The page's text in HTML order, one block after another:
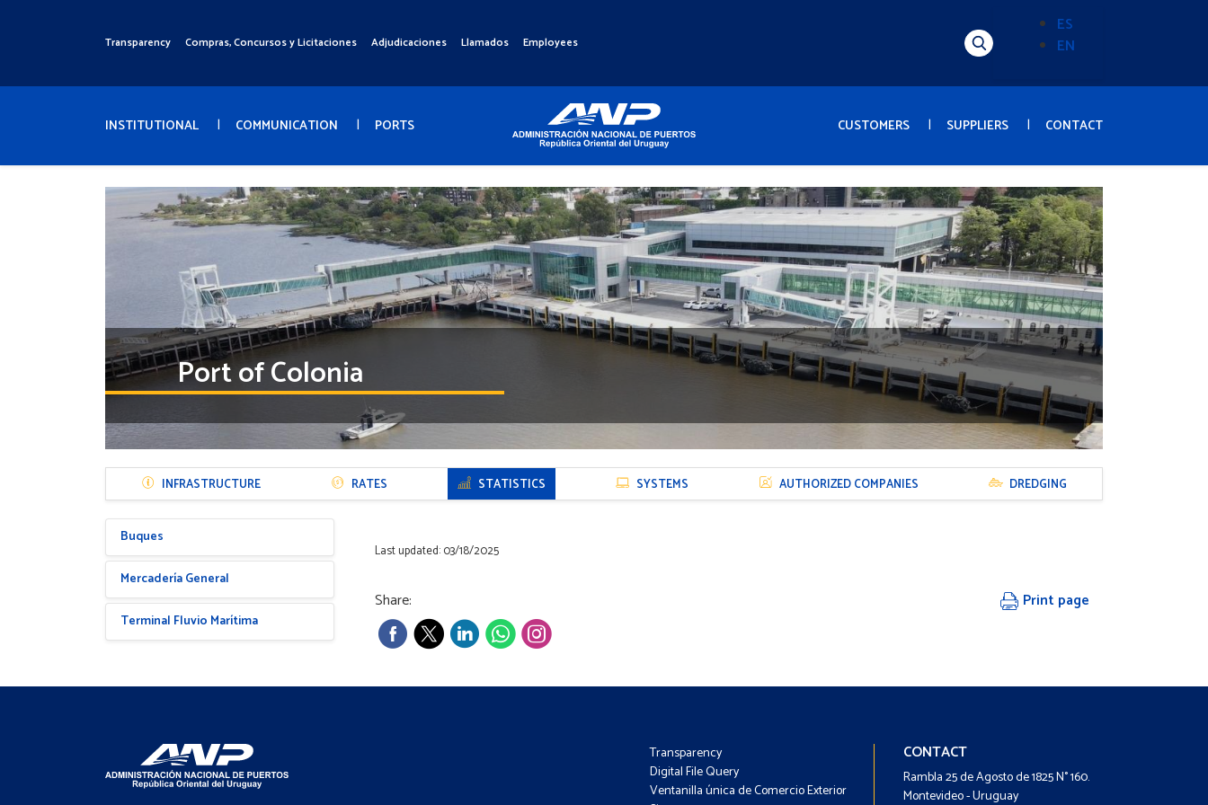
Menú
Transparency Compras, Concursos y Licitaciones Adjudicaciones Llamados Employees Alternador
(Content)
ES
EN
Menú
INSTITUTIONAL COMMUNICATION PORTS CUSTOMERS SUPPLIERS CONTACT
Port of Colonia
Menú
Sección INFRASTRUCTURE RATES STATISTICS SYSTEMS AUTHORIZED COMPANIES DREDGING
Menú
Hijos
Buques
Mercadería General
Terminal Fluvio Marítima
Last updated: 03/18/2025
Share: Print page
Transparency
Digital File Query
Ventanilla única de Comercio Exterior
CONTACT
Rambla 25 de Agosto de 1825 N° 160.
Montevideo - Uruguay